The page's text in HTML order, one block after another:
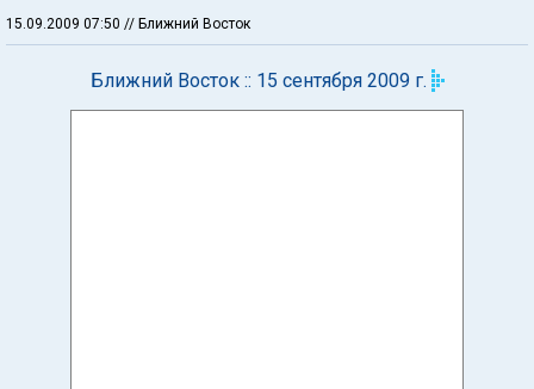
15.09.2009 07:50 // Ближний Восток
Ближний Восток :: 15 сентября 2009 г.